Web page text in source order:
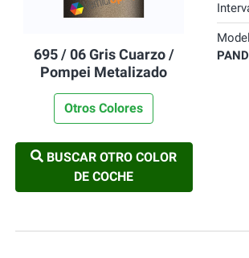
695 / 06 Gris Cuarzo /
Pompei Metalizado
Otros Colores
BUSCAR OTRO COLOR
DE COCHE